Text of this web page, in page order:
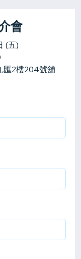
會
(五)
匯2樓204號舖